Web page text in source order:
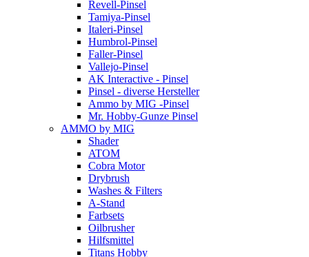
Revell-Pinsel
Tamiya-Pinsel
Italeri-Pinsel
Humbrol-Pinsel
Faller-Pinsel
Vallejo-Pinsel
AK Interactive - Pinsel
Pinsel - diverse Hersteller
Ammo by MIG -Pinsel
Mr. Hobby-Gunze Pinsel
AMMO by MIG
Shader
ATOM
Cobra Motor
Drybrush
Washes & Filters
A-Stand
Farbsets
Oilbrusher
Hilfsmittel
Titans Hobby